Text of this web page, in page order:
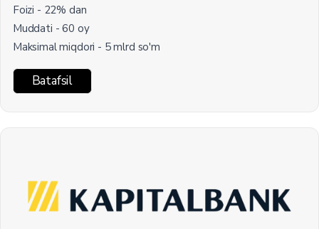
Foizi - 22% dan
Muddati - 60 oy
Maksimal miqdori - 5 mlrd so'm
Batafsil